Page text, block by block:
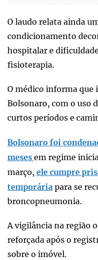
O laudo relata ainda
condicionamento
hospitalar e
fisioterapia.
O médico informa que
Bolsonaro, com o uso
curtos períodos e
Bolsonaro foi
meses em regime
março, ele cumpre
temporária para se
broncopneumonia.
A vigilância na região
reforçada após o
sobre o imóvel.